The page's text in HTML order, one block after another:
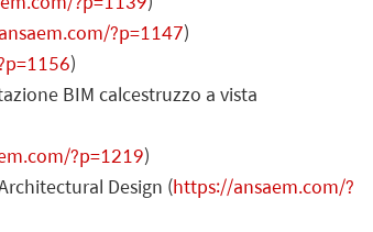
?p=1147)
)
BIM calcestruzzo a vista
?p=1219)
Design (https://ansaem.com/?